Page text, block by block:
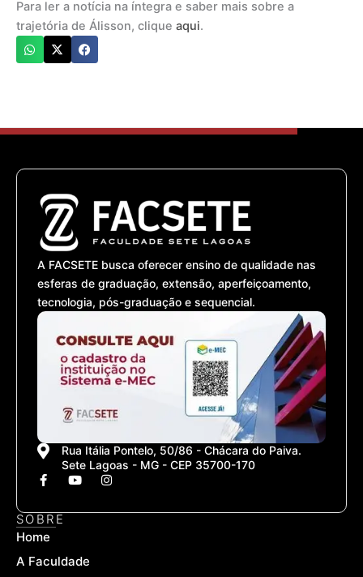
Para ler a notícia na íntegra e saber mais sobre a
trajetória de Álisson, clique aqui.
A FACSETE busca oferecer ensino de qualidade nas
esferas de graduação, extensão, aperfeiçoamento,
tecnologia, pós-graduação e sequencial.
Rua Itália Pontelo, 50/86 - Chácara do Paiva.
Sete Lagoas - MG - CEP 35700-170
F
a
e
b
o
k
Y
o
t
I
n
t
SOBRE
Home
A Faculdade